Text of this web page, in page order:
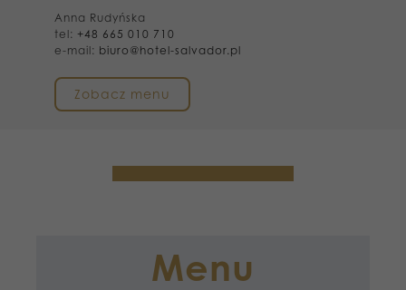
Anna Rudyńska
tel: +48 665 010 710
e-mail: biuro@hotel-salvador.pl
Zobacz menu
Menu